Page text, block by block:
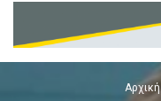
Αρχική